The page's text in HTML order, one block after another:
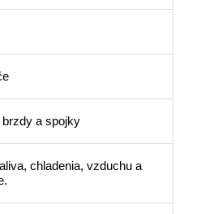
brzdy a spojky
chladenia, vzduchu a